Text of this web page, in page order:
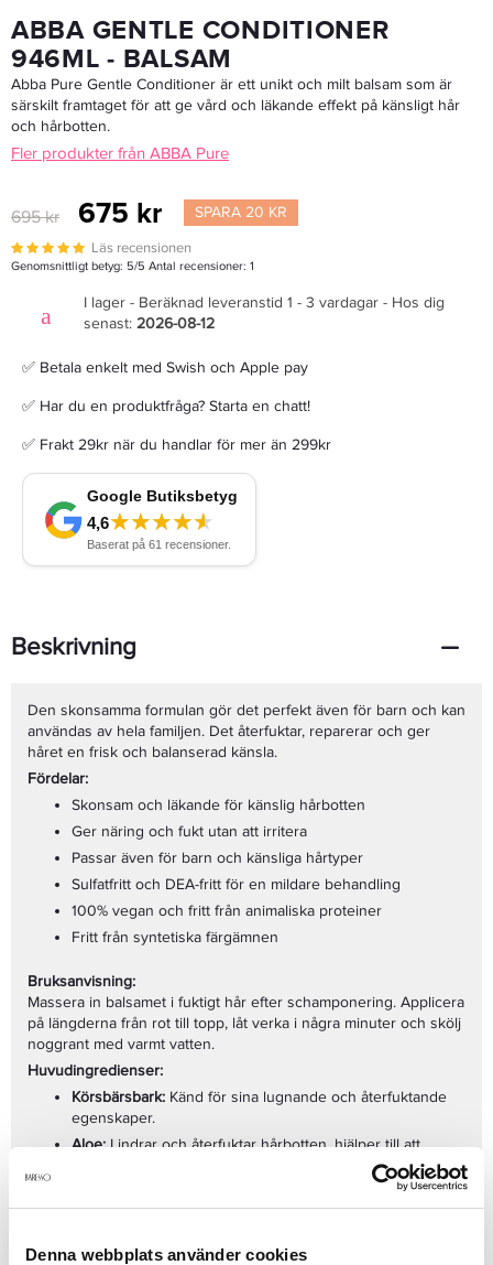
Denna webbplats använder cookies
ABBA GENTLE CONDITIONER
946ML - BALSAM
Abba Pure Gentle Conditioner är ett unikt och milt balsam som är
särskilt framtaget för att ge vård och läkande effekt på känsligt hår
och hårbotten.
Fler produkter från ABBA Pure
695 kr 675 kr SPARA 20 KR
Läs recensionen
Genomsnittligt betyg: 5/5 Antal recensioner: 1
I lager - Beräknad leveranstid 1 - 3 vardagar - Hos dig
senast: 2026-08-12
✅ Betala enkelt med Swish och Apple pay
✅ Har du en produktfråga? Starta en chatt!
✅ Frakt 29kr när du handlar för mer än 299kr
Beskrivning
Den skonsamma formulan gör det perfekt även för barn och kan
användas av hela familjen. Det återfuktar, reparerar och ger
håret en frisk och balanserad känsla.
Fördelar:
Skonsam och läkande för känslig hårbotten
Ger näring och fukt utan att irritera
Passar även för barn och känsliga hårtyper
Sulfatfritt och DEA-fritt för en mildare behandling
100% vegan och fritt från animaliska proteiner
Fritt från syntetiska färgämnen
Bruksanvisning:
Massera in balsamet i fuktigt hår efter schamponering. Applicera
på längderna från rot till topp, låt verka i några minuter och skölj
noggrant med varmt vatten.
Huvudingredienser:
Körsbärsbark: Känd för sina lugnande och återfuktande
egenskaper.
Aloe:Lindrar och återfuktar hårbotten, hjälper till att
Stärker och skyddar hårets naturliga
hälsa.
Produktdetaljer: